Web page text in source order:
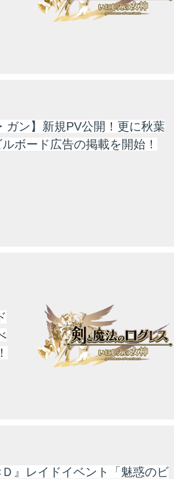
ガン】新規PV公開！更に秋葉
ボード広告の掲載を開始！
Ｄ』レイドイベント「魅惑のビ